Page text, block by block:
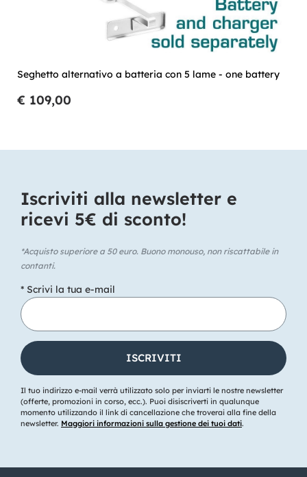
Seghetto alternativo a batteria con 5 lame - one battery
€ 109,00
Iscriviti alla newsletter e
ricevi 5€ di sconto!​
*Acquisto superiore a 50 euro. Buono monouso, non riscattabile in
contanti.
* Scrivi la tua e-mail
Il tuo indirizzo e-mail verrà utilizzato solo per inviarti le nostre newsletter
(offerte, promozioni in corso, ecc.). Puoi disiscriverti in qualunque
momento utilizzando il link di cancellazione che troverai alla fine della
newsletter. Maggiori informazioni sulla gestione dei tuoi dati.